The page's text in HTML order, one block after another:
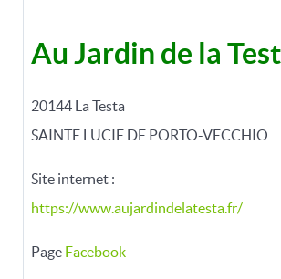
Au Jardin de la
20144 La Testa
SAINTE LUCIE DE PORTO-VECCHIO
Site internet :
https://www.aujardindelatesta.fr/
Page Facebook